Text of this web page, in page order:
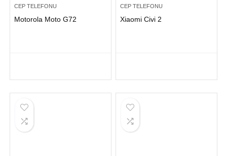
CEP TELEFONU
Motorola Moto G72
CEP TELEFONU
Xiaomi Civi 2